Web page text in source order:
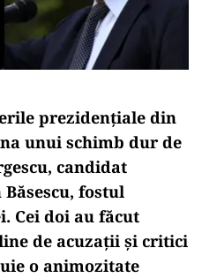
prezidențiale din
unui schimb dur de
candidat
fostul
Cei doi au făcut
de acuzații și critici
o animozitate